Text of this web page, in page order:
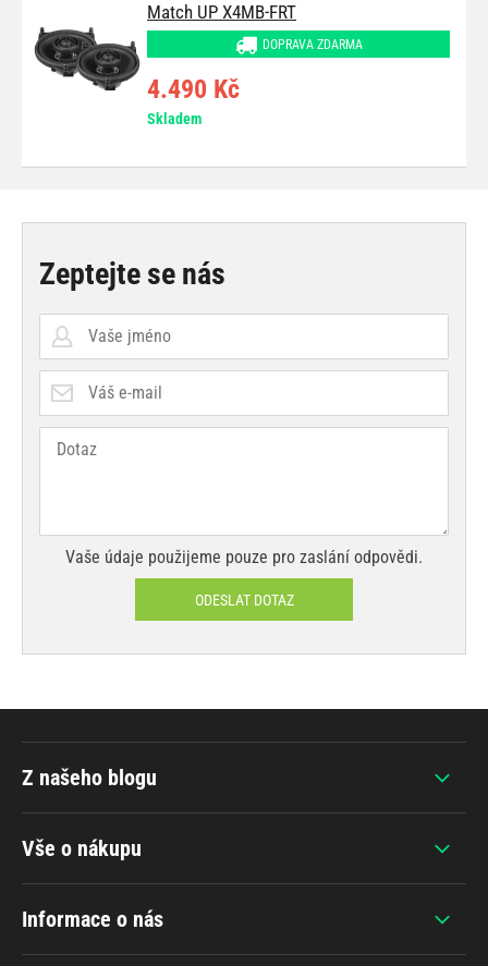
Match UP X4MB-FRT
DOPRAVA ZDARMA
4.490 Kč
Skladem
Zeptejte se nás
Vaše údaje použijeme pouze pro zaslání odpovědi.
ODESLAT DOTAZ
Vše o nákupu
Informace o nás
Z našeho blogu